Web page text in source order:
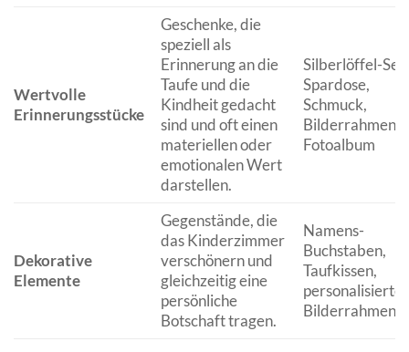
Wertvolle
Erinnerungsstücke
Geschenke, die
speziell als
Erinnerung an die
Taufe und die
Kindheit gedacht
sind und oft einen
materiellen oder
emotionalen Wert
darstellen.
Silberlöffel-Set,
Spardose,
Schmuck,
Bilderrahmen,
Fotoalbum
Dekorative
Elemente
Gegenstände, die
das Kinderzimmer
verschönern und
gleichzeitig eine
persönliche
Botschaft tragen.
Namens-
Buchstaben,
Taufkissen,
personalisierter
Bilderrahmen